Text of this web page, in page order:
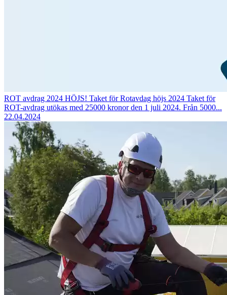
ROT avdrag 2024 HÖJS! Taket för Rotavdag höjs 2024 Taket för
ROT-avdrag utökas med 25000 kronor den 1 juli 2024. Från 5000...
22.04.2024